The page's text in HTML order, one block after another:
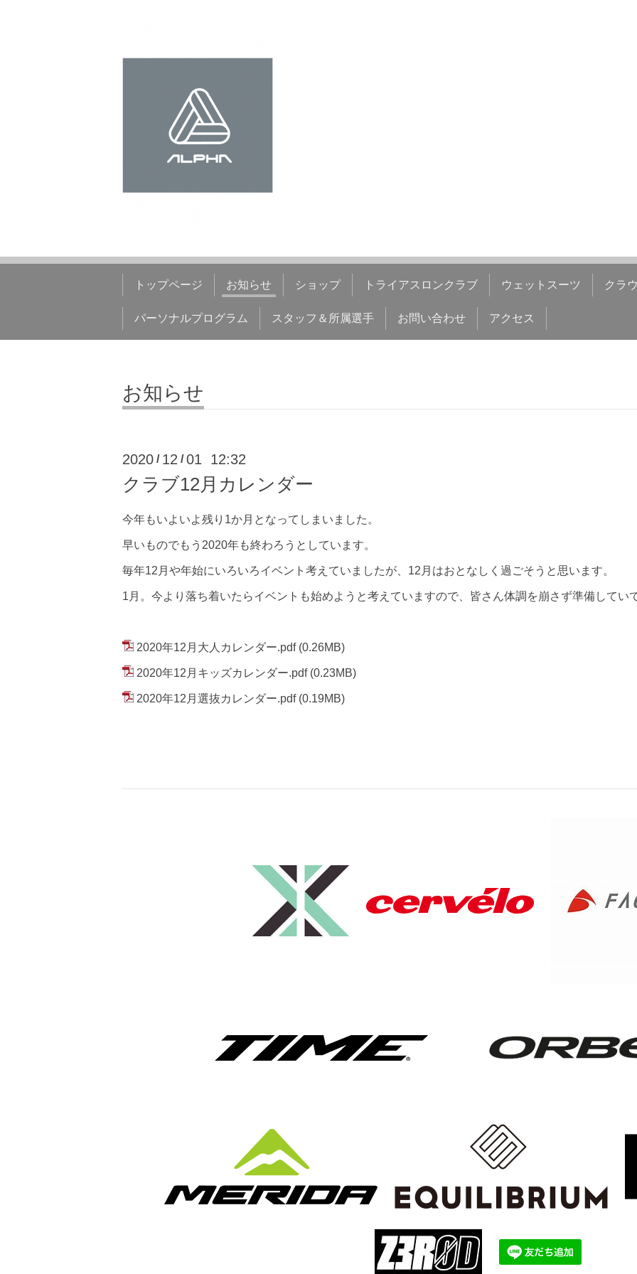
トップページ お知らせ ショップ トライアスロンクラブ ウェットスーツ クラ
パーソナルプログラム スタッフ＆所属選手 お問い合わせ アクセス
お知らせ
2020 / 12 /01 12:32
クラブ12月カレンダー
今年もいよいよ残り1か月となってしまいました。
早いものでもう2020年も終わろうとしています。
毎年12月や年始にいろいろイベント考えていましたが、12月はおとなしく過ごそうと思います。
1月。今より落ち着いたらイベントも始めようと考えていますので、皆さん体調を崩さず準備してい
2020年12月大人カレンダー.pdf (0.26MB)
2020年12月キッズカレンダー.pdf (0.23MB)
2020年12月選抜カレンダー.pdf (0.19MB)